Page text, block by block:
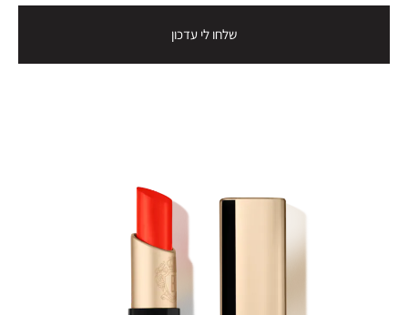
שלחו לי עדכון